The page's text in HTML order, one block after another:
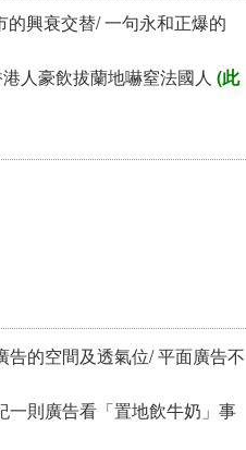
興衰交替/ 一句永和正爆的
人豪飲拔蘭地嚇窒法國人 (此
的空間及透氣位/ 平面廣告不
一則廣告看「置地飲牛奶」事